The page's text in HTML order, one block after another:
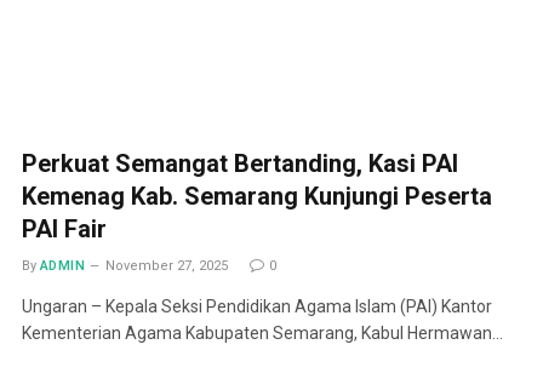
Perkuat Semangat Bertanding, Kasi PAI
Kemenag Kab. Semarang Kunjungi Peserta
PAI Fair
By ADMIN November 27, 2025 0
Ungaran – Kepala Seksi Pendidikan Agama Islam (PAI) Kantor
Kementerian Agama Kabupaten Semarang, Kabul Hermawan…